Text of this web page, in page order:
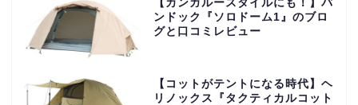
【カンガルースタイルにも！】バ
ンドック『ソロドーム1』のブロ
グと口コミレビュー
【コットがテントになる時代】ヘ
リノックス『タクティカルコット